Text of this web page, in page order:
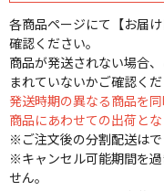
各商品ページにて【お届
確認ください。
商品が発送されない場合
まれていないかご確認くだ
発送時期の異なる商品を
商品にあわせての出荷とな
※ご注文後の分割配送はで
※キャンセル可能期間を
せん。